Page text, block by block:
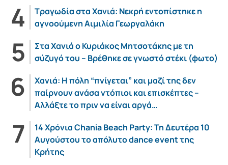
Τραγωδία στα Χανιά: Νεκρή εντοπίστηκε η
αγνοούμενη Αιμιλία Γεωργαλάκη
Στα Χανιά ο Κυριάκος Μητσοτάκης με τη
σύζυγό του – Βρέθηκε σε γνωστό στέκι (φωτο)
Χανιά: Η πόλη “πνίγεται” και μαζί της δεν
παίρνουν ανάσα ντόπιοι και επισκέπτες –
Αλλάξτε το πριν να είναι αργά…
14 Χρόνια Chania Beach Party: Τη Δευτέρα 10
Αυγούστου το απόλυτο dance event της
Κρήτης